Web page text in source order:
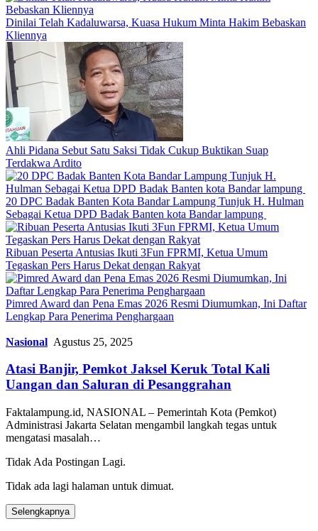
Dinilai Telah Kadaluwarsa, Kuasa Hukum Minta Hakim Bebaskan
Kliennya
Ahli Pidana Sebut Satu Saksi Tidak Cukup Buktikan Suap
Terdakwa Ardito
20 DPC Badak Banten Kota Bandar Lampung Tunjuk H. Hulman
Sebagai Ketua DPD Badak Banten kota Bandar lampung
Ribuan Peserta Antusias Ikuti 3Fun FPRMI, Ketua Umum
Tegaskan Pers Harus Dekat dengan Rakyat
Pimred Award dan Pena Emas 2026 Resmi Diumumkan, Ini Daftar
Lengkap Para Penerima Penghargaan
Nasional Agustus 25, 2025
Atasi Banjir, Pemkot Jaksel Keruk Total Kali
Uangan dan Saluran di Pesanggrahan
Faktalampung.id, NASIONAL – Pemerintah Kota (Pemkot)
Administrasi Jakarta Selatan mengambil langkah tegas untuk
mengatasi masalah…
Tidak Ada Postingan Lagi.
Tidak ada lagi halaman untuk dimuat.
Selengkapnya